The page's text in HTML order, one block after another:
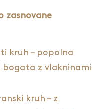
zasnovane
kruh – popolna
bogata z vlakninami
kruh – z